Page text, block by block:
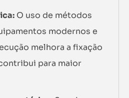
O uso de métodos
modernos e
melhora a fixação
para maior